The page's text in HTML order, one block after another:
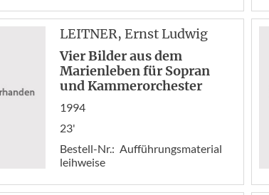
LEITNER, Ernst Ludwig
Vier Bilder aus dem
Marienleben für Sopran
und Kammerorchester
1994
23'
Bestell-Nr.: Aufführungsmaterial
leihweise